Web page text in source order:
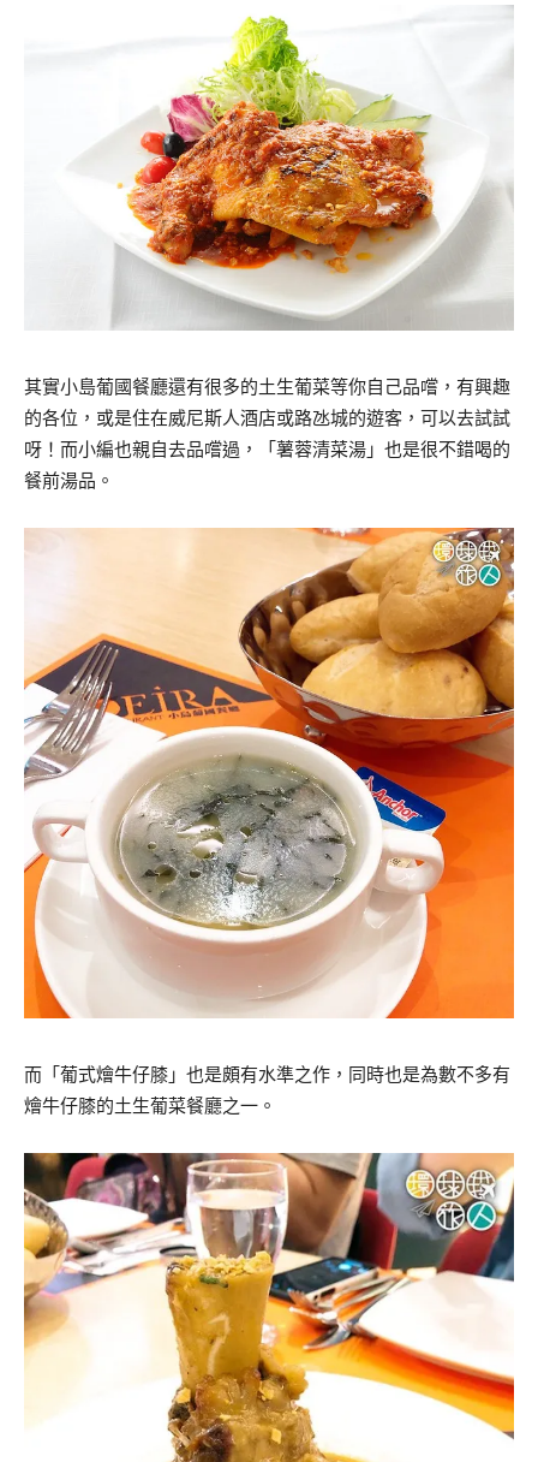
其實小島葡國餐廳還有很多的土生葡菜等你自己品嚐，有興趣
的各位，或是住在威尼斯人酒店或路氹城的遊客，可以去試試
呀！而小編也親自去品嚐過，「薯蓉清菜湯」也是很不錯喝的
餐前湯品。
而「葡式燴牛仔膝」也是頗有水準之作，同時也是為數不多有
燴牛仔膝的土生葡菜餐廳之一。